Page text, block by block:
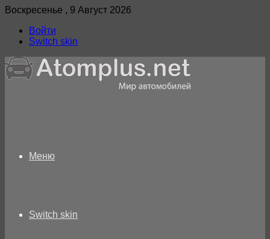
Воскресенье , 9 Август 2026
Войти
Switch skin
Меню
Switch skin